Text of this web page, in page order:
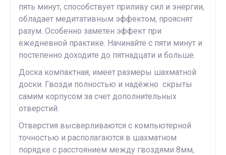
пять минут, способствует приливу сил и энергии,
обладает медитативным эффектом, прояснят
разум. Особенно заметен эффект при
ежедневной практике. Начинайте с пяти минут и
постепенно доходите до пятнадцати и больше.
Доска компактная, имеет размеры шахматной
доски. Гвозди полностью и надёжно скрыты
самим корпусом за счет дополнительных
отверстий.
Отверстия высверливаются с компьютерной
точностью и располагаются в шахматном
порядке с расстоянием между гвоздями 8мм,